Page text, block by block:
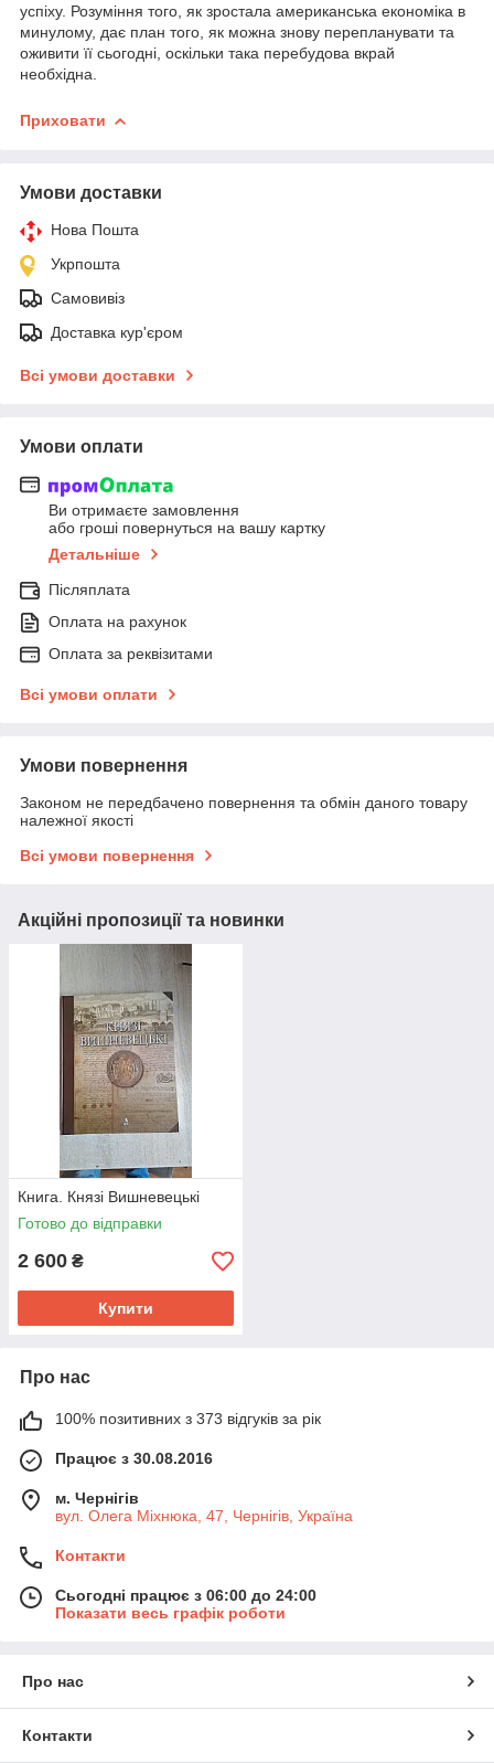
успіху. Розуміння того, як зростала американська економіка в
минулому, дає план того, як можна знову перепланувати та
оживити її сьогодні, оскільки така перебудова вкрай
необхідна.
Приховати
Умови доставки
Нова Пошта
Укрпошта
Самовивіз
Доставка кур'єром
Всі умови доставки
Умови оплати
Ви отримаєте замовлення
або гроші повернуться на вашу картку
Детальніше
Післяплата
Оплата на рахунок
Оплата за реквізитами
Всі умови оплати
Умови повернення
Законом не передбачено повернення та обмін даного товару
належної якості
Всі умови повернення
Акційні пропозиції та новинки
Книга. Князі Вишневецькі
Готово до відправки
2 600 ₴
Купити
Про нас
100% позитивних з 373 відгуків за рік
Працює з 30.08.2016
м. Чернігів
вул. Олега Міхнюка, 47, Чернігів, Україна
Контакти
Сьогодні працює з 06:00 до 24:00
Показати весь графік роботи
Про нас
Контакти